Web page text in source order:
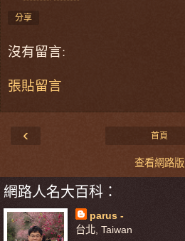
分享
沒有留言:
張貼留言
‹ 首頁
查看網路版
網路人名大百科：
parus -
台北, Taiwan